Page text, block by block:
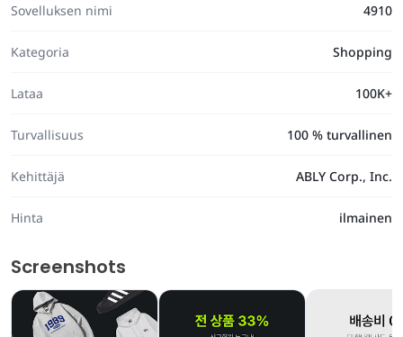
Sovelluksen nimi 4910
Kategoria Shopping
Lataa 100K+
Turvallisuus 100 % turvallinen
Kehittäjä ABLY Corp., Inc.
Hinta ilmainen
Screenshots